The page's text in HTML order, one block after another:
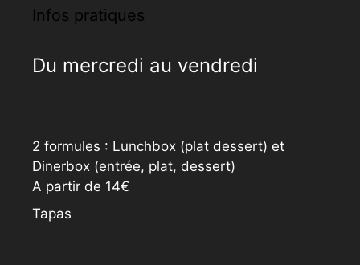
Infos pratiques
Du mercredi au vendredi
2 formules : Lunchbox (plat dessert) et
Dinerbox (entrée, plat, dessert)
A partir de 14€
Tapas